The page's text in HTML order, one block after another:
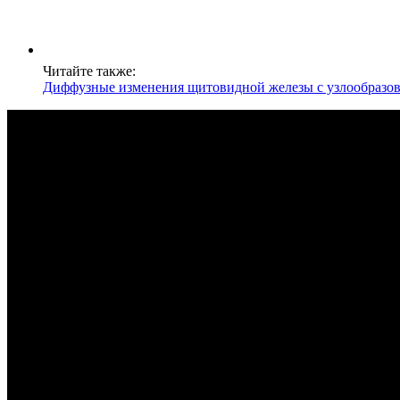
Читайте также:
Диффузные изменения щитовидной железы с